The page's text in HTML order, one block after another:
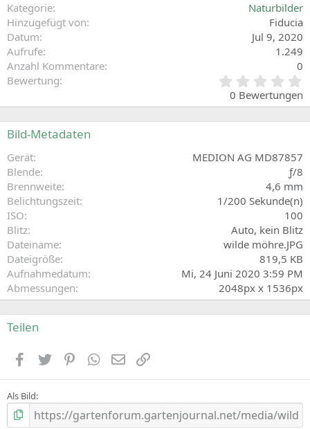
Kategorie
Naturbilder
Hinzugefügt von
Fiducia
Datum
Jul 9, 2020
Aufrufe
1.249
Anzahl Kommentare
0
Bewertung
0
0
0 Bewertungen
Bild-Metadaten
Gerät
MEDION AG MD87857
Blende
ƒ/8
Brennweite
4,6 mm
Belichtungszeit
1/200 Sekunde(n)
ISO
100
Blitz
Auto, kein Blitz
Dateiname
wilde möhre.JPG
Dateigröße
819,5 KB
Aufnahmedatum
Mi, 24 Juni 2020 3:59 PM
Abmessungen
2048px x 1536px
Teilen
FacebookZwitschernPinterestWhatsApp
E-Mail
Als Bild